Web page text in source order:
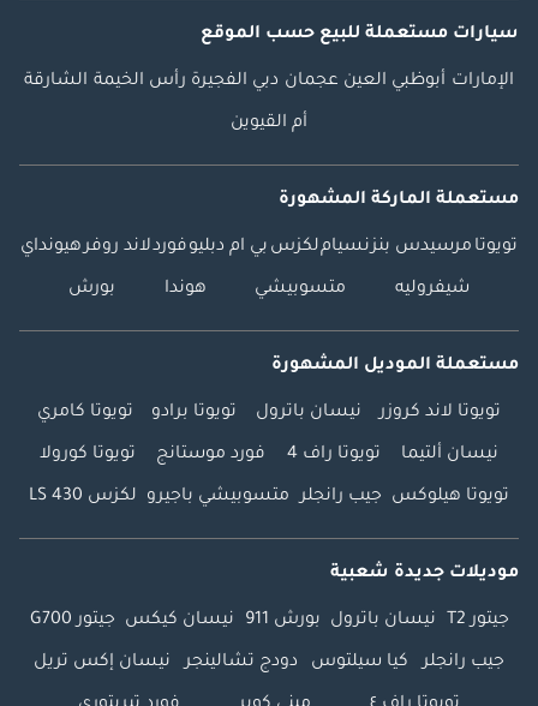
سيارات مستعملة للبيع حسب الموقع
الإمارات أبوظبي العين عجمان دبي الفجيرة رأس الخيمة الشارقة
أم القيوين
مستعملة الماركة المشهورة
تويوتا مرسيدس بنزنسياملكزس بي ام دبليوفوردلاند روفرهيونداي
شيفروليه متسوبيشي هوندا بورش
مستعملة الموديل المشهورة
تويوتا لاند كروزر نيسان باترول تويوتا برادو تويوتا كامري
نيسان ألتيما تويوتا راف 4 فورد موستانج تويوتا كورولا
تويوتا هيلوكس جيب رانجلر متسوبيشي باجيرو لكزس LS 430
موديلات جديدة شعبية
جيتور T2 نيسان باترول بورش 911 نيسان كيكس جيتور G700
جيب رانجلر كيا سيلتوس دودج تشالينجر نيسان إكس تريل